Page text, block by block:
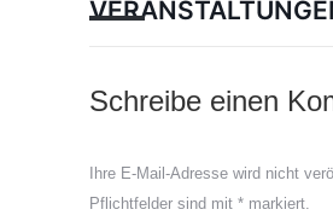
Schreibe einen
Ihre E-Mail-Adresse wird nicht
Pflichtfelder sind mit * markiert.